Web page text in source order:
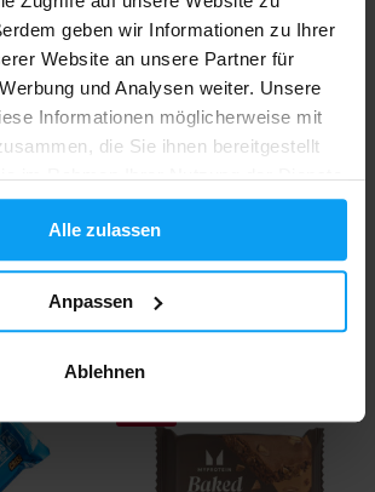
geben wir Informationen zu Ihrer
Website an unsere Partner für
und Analysen weiter. Unsere
Informationen möglicherweise mit
die Sie ihnen bereitgestellt
im Rahmen Ihrer Nutzung der Dienste
Alle zulassen
Anpassen
Ablehnen
Sugar
Snickers Peanut Butter Low
2,19€
AUF LAGER